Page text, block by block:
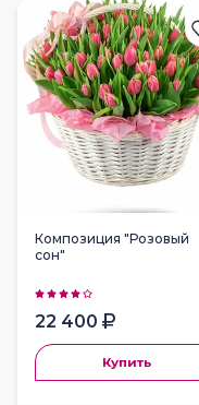
Композиция "Розовый
сон"
22 400
Купить